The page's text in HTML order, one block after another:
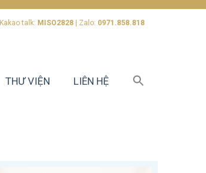
Kakao talk: MISO2828 | Zalo: 0971.858.818
THƯ VIỆN LIÊN HỆ